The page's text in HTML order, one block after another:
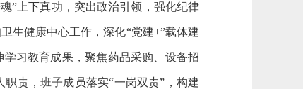
”上下真功，突出政治引领，强化纪律
生健康中心工作，深化“党建+”载体建
习教育成果，聚焦药品采购、设备招
责，班子成员落实“一岗双责”，构建